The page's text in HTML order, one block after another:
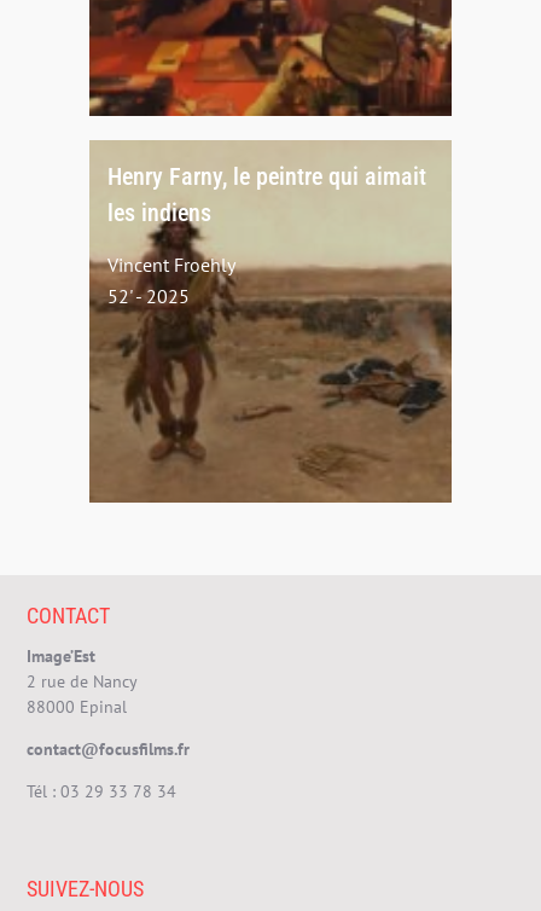
Henry Farny, le peintre qui aimait
les indiens
Vincent Froehly
52' - 2025
CONTACT
Image’Est
2 rue de Nancy
88000 Epinal
contact@focusfilms.fr
Tél :03 29 33 78 34
SUIVEZ-NOUS